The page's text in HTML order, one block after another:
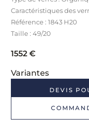
Caractéristiques des
Référence : 1843 H20
Taille : 49/20
1552€
Variantes
DEVIS